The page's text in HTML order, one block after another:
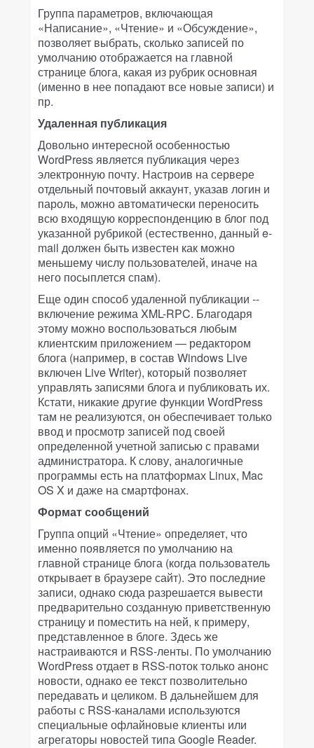
Группа параметров, включающая
«Написание», «Чтение» и «Обсуждение»,
позволяет выбрать, сколько записей по
умолчанию отображается на главной
странице блога, какая из рубрик основная
(именно в нее попадают все новые записи) и
пр.
Удаленная публикация
Довольно интересной особенностью
WordPress является публикация через
электронную почту. Настроив на сервере
отдельный почтовый аккаунт, указав логин и
пароль, можно автоматически переносить
всю входящую корреспонденцию в блог под
указанной рубрикой (естественно, данный e-
mail должен быть известен как можно
меньшему числу пользователей, иначе на
него посыплется спам).
Еще один способ удаленной публикации --
включение режима XML-RPC. Благодаря
этому можно воспользоваться любым
клиентским приложением — редактором
блога (например, в состав Windows Live
включен Live Writer), который позволяет
управлять записями блога и публиковать их.
Кстати, никакие другие функции WordPress
там не реализуются, он обеспечивает только
ввод и просмотр записей под своей
определенной учетной записью с правами
администратора. К слову, аналогичные
программы есть на платформах Linux, Mac
OS X и даже на смартфонах.
Формат сообщений
Группа опций «Чтение» определяет, что
именно появляется по умолчанию на
главной странице блога (когда пользователь
открывает в браузере сайт). Это последние
записи, однако сюда разрешается вывести
предварительно созданную приветственную
страницу и поместить на ней, к примеру,
представленное в блоге. Здесь же
настраиваются и RSS-ленты. По умолчанию
WordPress отдает в RSS-поток только анонс
новости, однако ее текст позволительно
передавать и целиком. В дальнейшем для
работы с RSS-каналами используются
специальные офлайновые клиенты или
агрегаторы новостей типа Google Reader.